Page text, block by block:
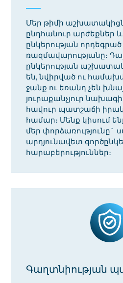
Մեր թիմի
ընդհանուր արժեքներ
ընկերության որդեգրած
ռազմավարությանը։
ընկերության
են, նվիրված ու
ջանք ու եռանդ չեն
յուրաքանչյուր
հավուր պատշաճի
համար։ Մենք կիսում
մեր փորձառությունը`
արդյունավետ
հարաբերություններ։
Գաղտնիության